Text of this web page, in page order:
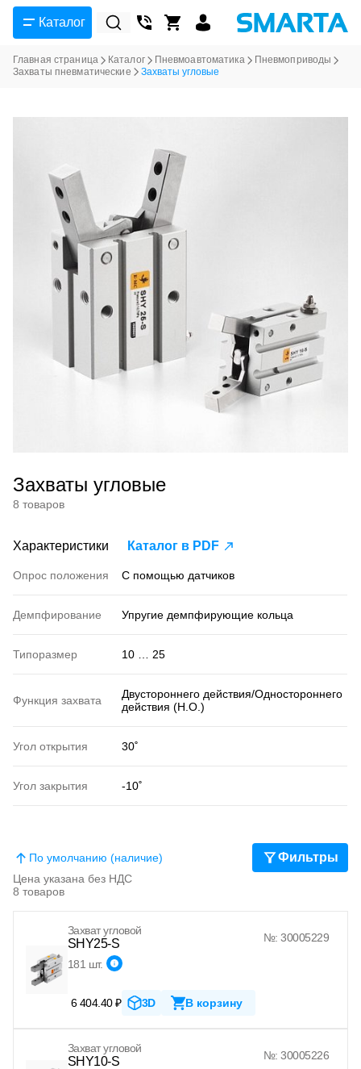
Каталог
Главная страница Каталог Пневмоавтоматика
Пневмоприводы
Захваты пневматические
Захваты угловые
Захваты угловые
8 товаров
Характеристики Каталог в PDF
Опрос положения С помощью датчиков
Демпфирование Упругие демпфирующие кольца
Типоразмер 10 … 25
Функция захвата
Двустороннего действия/Одностороннего
действия (Н.О.)
Угол открытия 30˚
Угол закрытия -10˚
8 товаров
Цена указана без НДС
По умолчанию (наличие) Фильтры
Захват угловой
SHY25-S №: 30005229
181 шт.
6 404.40 ₽ 3D В корзину
Захват угловой
SHY10-S
№: 30005226